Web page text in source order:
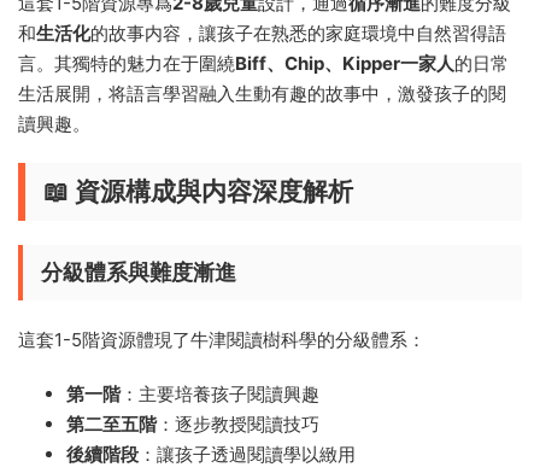
和生活化的故事内容，讓孩子在熟悉的家庭環境中自然習得語
言。其獨特的魅力在于圍繞Biff、Chip、Kipper一家人的日常
生活展開，将語言學習融入生動有趣的故事中，激發孩子的閱
讀興趣。
📖 資源構成與内容深度解析
分級體系與難度漸進
這套1-5階資源體現了牛津閱讀樹科學的分級體系：
第一階：主要培養孩子閱讀興趣
第二至五階：逐步教授閱讀技巧
後續階段 ：讓孩子透過閱讀學以緻用